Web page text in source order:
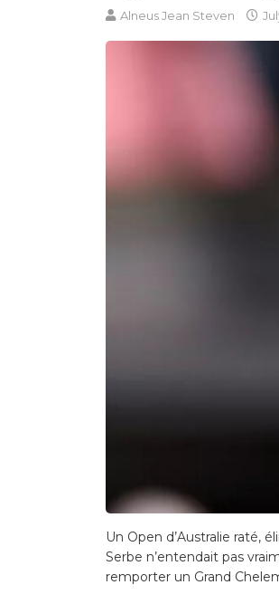
Alneus Jean Steven
Un Open d’Australie raté,
Serbe n’entendait pas
remporter un Grand